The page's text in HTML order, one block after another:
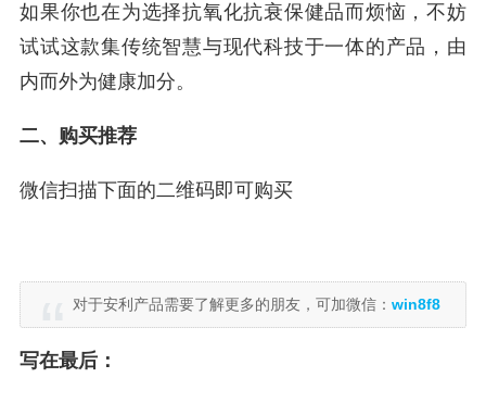
如果你也在为选择抗氧化抗衰保健品而烦恼，不妨
试试这款集传统智慧与现代科技于一体的产品，由
内而外为健康加分。
二、购买推荐
微信扫描下面的二维码即可购买
对于安利产品需要了解更多的朋友，可加微信： win8f8
写在最后：